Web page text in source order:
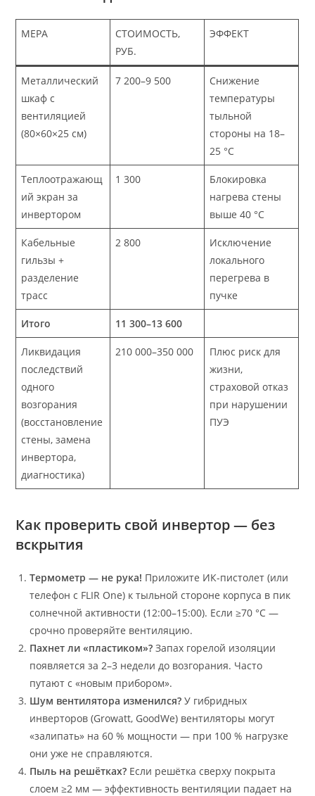
МЕРА
СТОИМОСТЬ,
РУБ.
ЭФФЕКТ
Металлический
шкаф с
вентиляцией
(80×60×25 см)
7 200–9 500
Снижение
температуры
тыльной
стороны на 18–
25 °C
Теплоотражающ
ий экран за
инвертором
1 300
Блокировка
нагрева стены
выше 40 °C
Кабельные
гильзы +
разделение
трасс
2 800
Исключение
локального
перегрева в
пучке
Итого 11 300–13 600
Ликвидация
последствий
одного
возгорания
(восстановление
стены, замена
инвертора,
диагностика)
210 000–350 000
Плюс риск для
жизни,
страховой отказ
при нарушении
ПУЭ
Как проверить свой инвертор — без
вскрытия
Термометр — не рука! Приложите ИК-пистолет (или
телефон с FLIR One) к тыльной стороне корпуса в пик
солнечной активности (12:00–15:00). Если ≥70 °C —
срочно проверяйте вентиляцию.
Пахнет ли «пластиком»? Запах горелой изоляции
появляется за 2–3 недели до возгорания. Часто
путают с «новым прибором».
Шум вентилятора изменился? У гибридных
инверторов (Growatt, GoodWe) вентиляторы могут
«залипать» на 60 % мощности — при 100 % нагрузке
они уже не справляются.
Пыль на решётках? Если решётка сверху покрыта
слоем ≥2 мм — эффективность вентиляции падает на